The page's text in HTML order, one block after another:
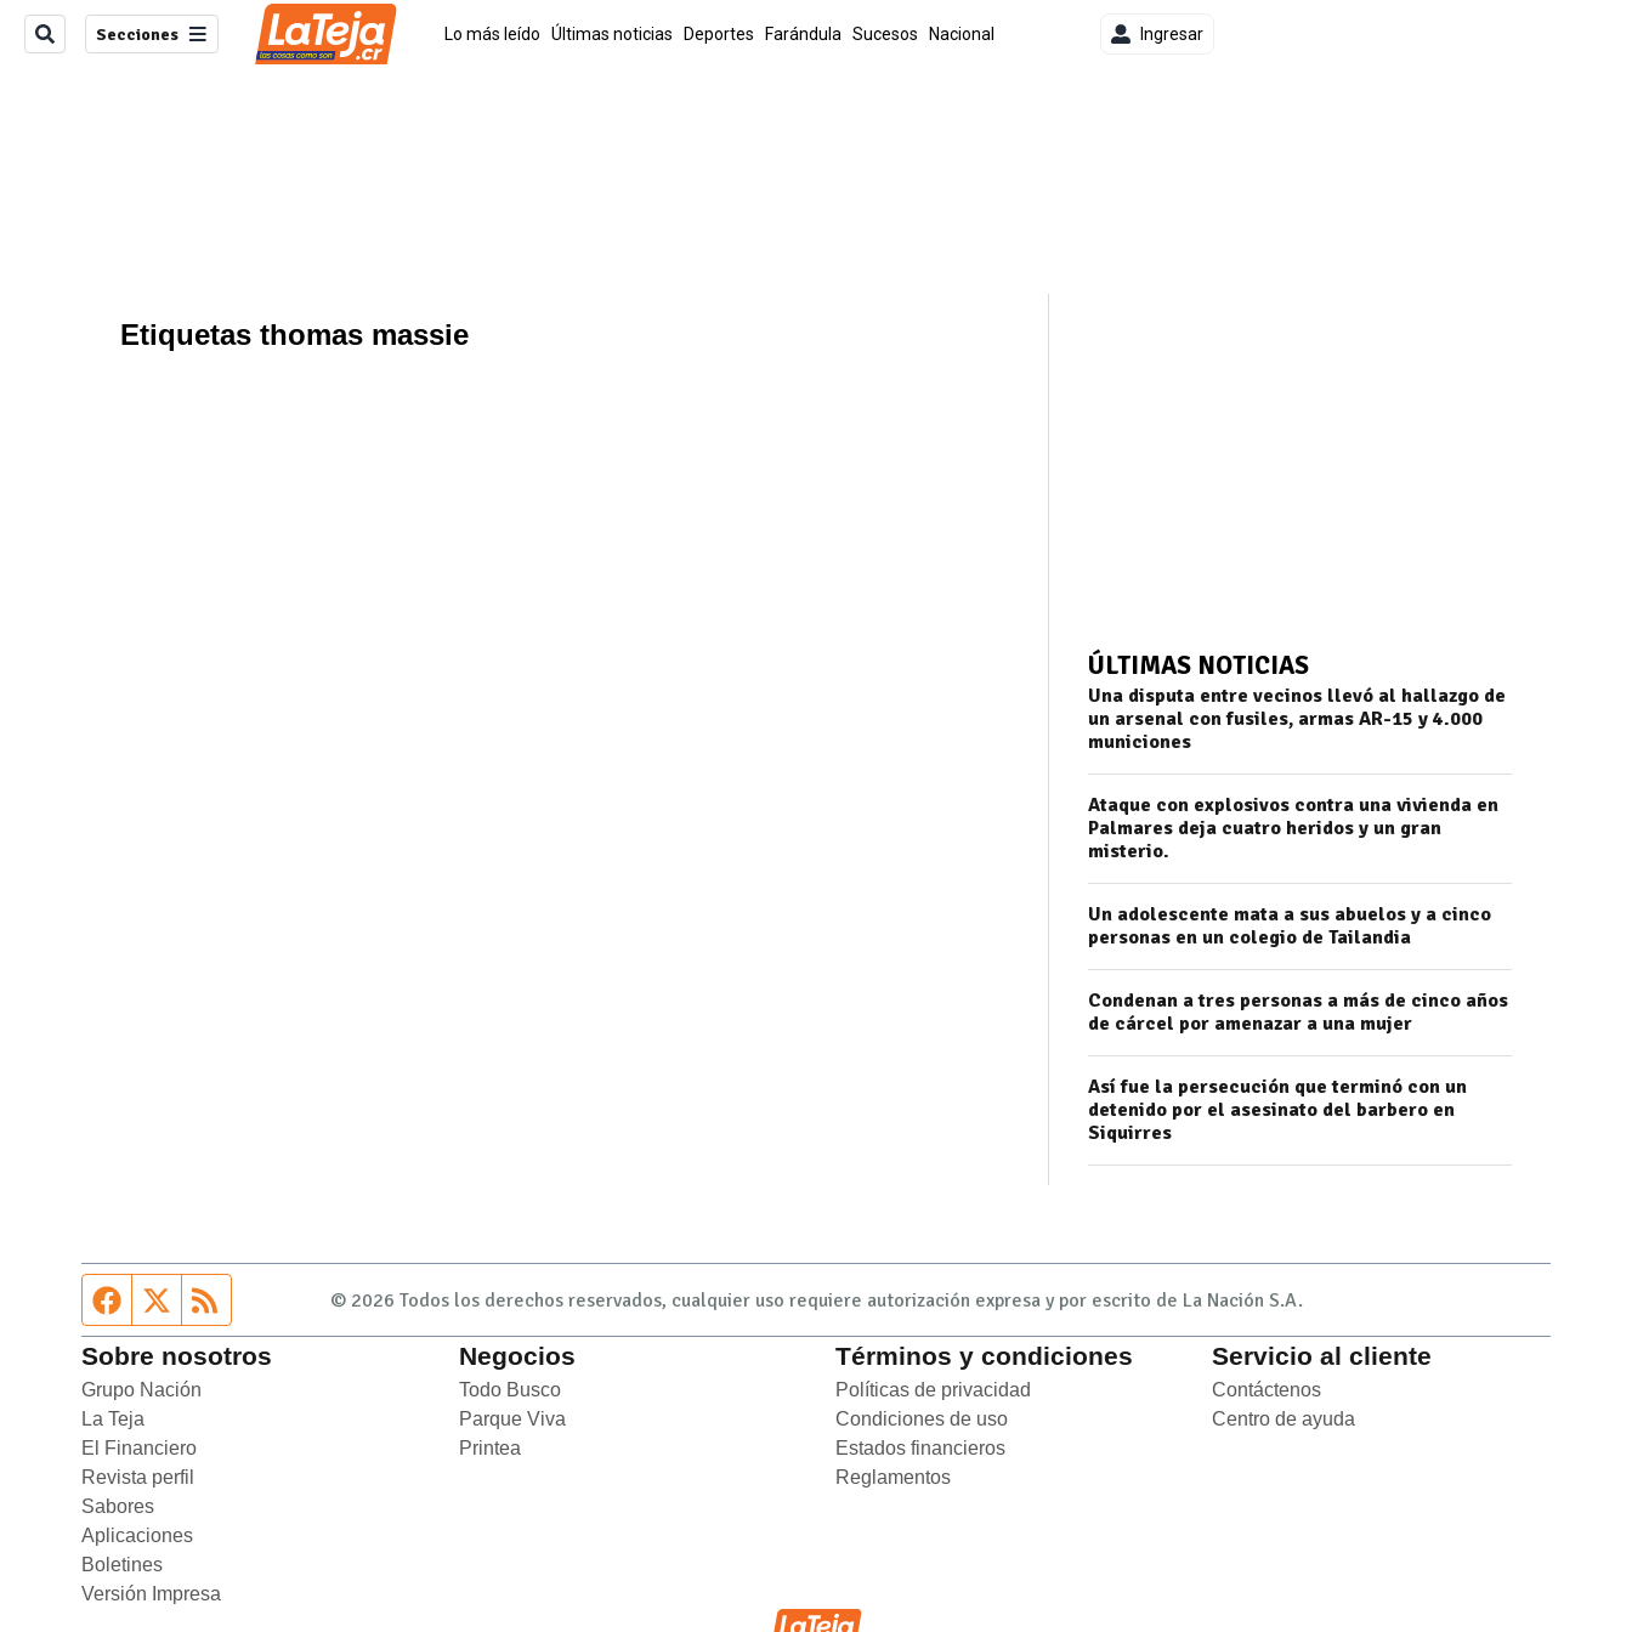
Secciones Lo más leído Últimas noticias Deportes Farándula Sucesos Nacional Ingresar
Etiquetas thomas massie
ÚLTIMAS NOTICIAS
Una disputa entre vecinos llevó al hallazgo de
un arsenal con fusiles, armas AR-15 y 4.000
municiones
Ataque con explosivos contra una vivienda en
Palmares deja cuatro heridos y un gran
misterio.
Un adolescente mata a sus abuelos y a cinco
personas en un colegio de Tailandia
Condenan a tres personas a más de cinco años
de cárcel por amenazar a una mujer
Así fue la persecución que terminó con un
detenido por el asesinato del barbero en
Siquirres
Página de Facebook
Fuente Twitter © 2026 Todos los derechos reservados, cualquier uso requiere autorización expresa y por escrito de La Nación S.A.
Sobre nosotros
Grupo Nación
La Teja
El Financiero
Revista perfil
Sabores
Aplicaciones
Boletines
Versión Impresa
Negocios
Todo BuscoOpens in new window
Parque Viva
Printea
Términos y condiciones
Políticas de privacidad
Opens in new window
Condiciones de usoOpens in new window
Estados financierosOpens in new window
ReglamentosOpens in new window
Servicio al cliente
Contáctenos
Centro de ayuda